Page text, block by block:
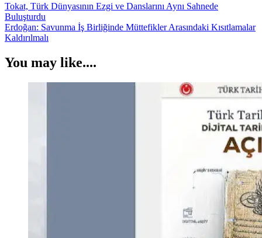
Yazı
gezinmesi
Tokat, Türk Dünyasının Ezgi ve Danslarını Aynı Sahnede
Buluşturdu
Erdoğan: Savunma İş Birliğinde Müttefikler Arasındaki Kısıtlamalar
Kaldırılmalı
You may like....